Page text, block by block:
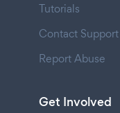
Tutorials
Contact Support
Report Abuse
Get Involved